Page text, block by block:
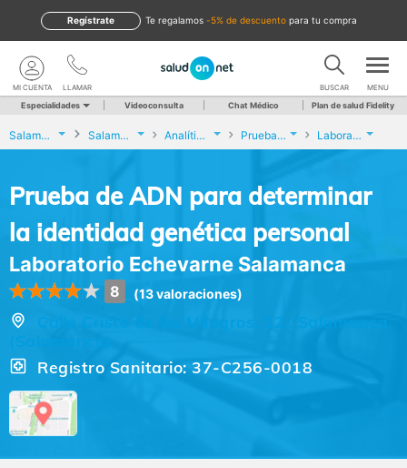
te regalamos -5% de descuento para tu compra
Regístrate
LLAMAR
MI CUENTA BUSCAR MENU
Especialidades Videoconsulta Chat Médico Plan de salud Fidelity
Salamanca Salamanca Analíticas y Genética Prueba de ADN para determinar la identidad genética personal Laboratorio Echevarne Salamanca
Prueba de ADN para determinar
la identidad genética personal
Laboratorio Echevarne Salamanca
8 (13 valoraciones)
Calle Cristo de los Milagros, 12,, Salamanca
Registro Sanitario: 37-C256-0018